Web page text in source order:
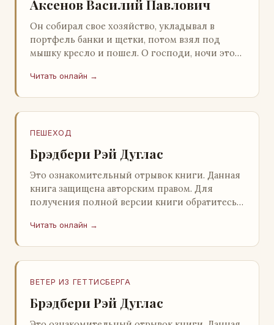
Аксенов Василий Павлович
Он собирал свое хозяйство, укладывал в
портфель банки и щетки, потом взял под
мышку кресло и пошел. О господи, ночи этой
заставлял…
Читать онлайн →
ПЕШЕХОД
Брэдбери Рэй Дуглас
Это ознакомительный отрывок книги. Данная
книга защищена авторским правом. Для
получения полной версии книги обратитесь к
легального ко…
Читать онлайн →
ВЕТЕР ИЗ ГЕТТИСБЕРГА
Брэдбери Рэй Дуглас